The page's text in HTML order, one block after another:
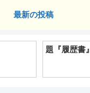
最新の投稿
題『履歴書』